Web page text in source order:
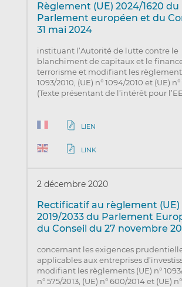
Règlement (UE) 2024/1620 du
Parlement européen et du
31 mai 2024
instituant l’Autorité de lutte contre le
blanchiment de capitaux et le
terrorisme et modifiant les
1093/2010, (UE) n° 1094/2010 et (UE)
(Texte présentant de l’intérêt pour
LIEN
LINK
2 décembre 2020
Rectificatif au règlement (UE)
2019/2033 du Parlement
du Conseil du 27 novembre
concernant les exigences
applicables aux entreprises
modifiant les règlements (UE) n°
n° 575/2013, (UE) n° 600/2014 et (UE)